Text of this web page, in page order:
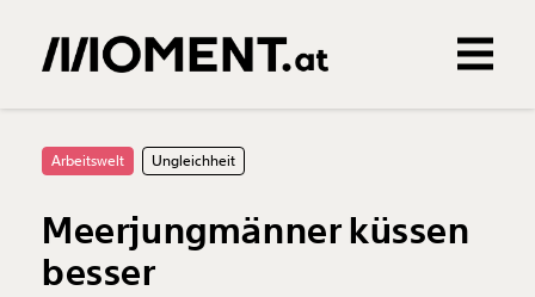
0Treffer
Arbeitswelt Ungleichheit
Meerjungmänner küssen
besser